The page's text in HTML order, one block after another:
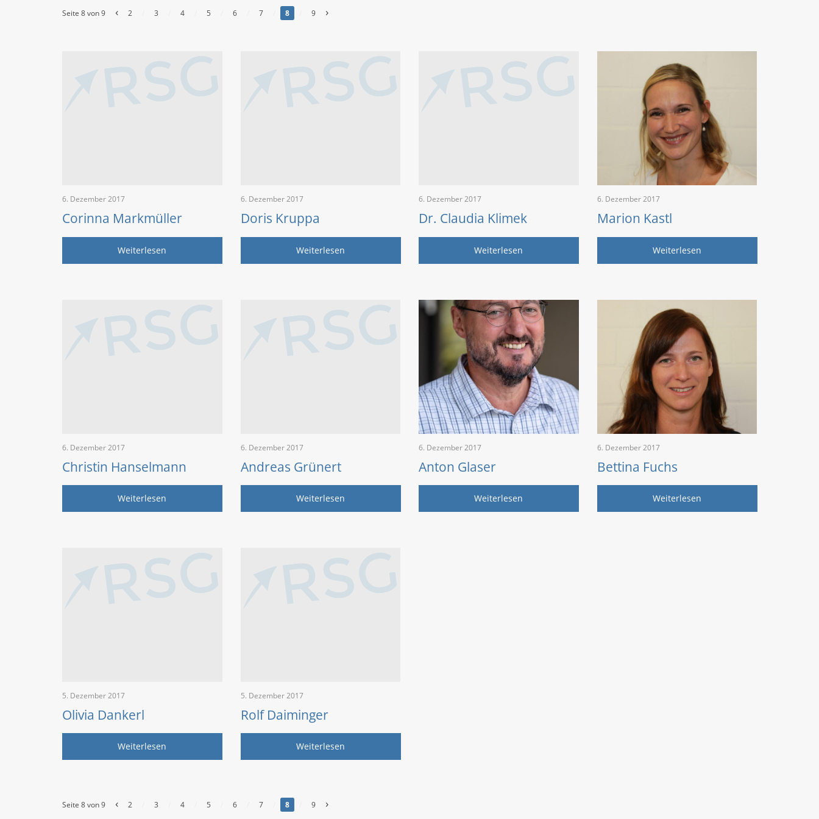
Seite 8 von 9 ‹ 2 3 4 5 6 7 8 9 ›
6. Dezember 2017
Corinna Markmüller
Weiterlesen
6. Dezember 2017
Doris Kruppa
Weiterlesen
6. Dezember 2017
Dr. Claudia Klimek
Weiterlesen
6. Dezember 2017
Marion Kastl
Weiterlesen
6. Dezember 2017
Christin Hanselmann
Weiterlesen
6. Dezember 2017
Andreas Grünert
Weiterlesen
6. Dezember 2017
Anton Glaser
Weiterlesen
6. Dezember 2017
Bettina Fuchs
Weiterlesen
5. Dezember 2017
Olivia Dankerl
Weiterlesen
5. Dezember 2017
Rolf Daiminger
Weiterlesen
Seite 8 von 9 ‹ 2 3 4 5 6 7 8 9 ›